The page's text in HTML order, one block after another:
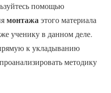
помощью
монтажаэтого материала
ученику в данном деле.
к укладыванию
методику